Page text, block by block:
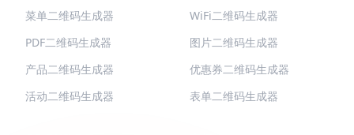
菜单二维码生成器
PDF二维码生成器
产品二维码生成器
活动二维码生成器
WiFi二维码生成器
图片二维码生成器
优惠券二维码生成器
表单二维码生成器